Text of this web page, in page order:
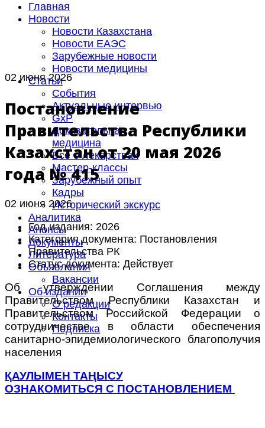
Главная
Новости
Новости Казахстана
Новости ЕАЭС
Зарубежные новости
Новости медицины
Статьи
События
Актуальные интервью
GxP
Доказательная
медицина
Все о лекарствах
Мастер-классы
Зарубежный опыт
Кадры
Исторический экскурс
Аналитика
Анонсы
Документы
Литература
Объявления
Вакансии
Об издании
О редакции
Контакты
Подписка
02 июня 2026
Постановление
Правительства Республики
Казахстан от 20 мая 2026
года № 415
02 июня 2026
Год издания: 2026
Категория документа: Постановления
Правительства РК
Статус документа: Действует
Об утверждении Соглашения между
Правительством Республики Казахстан и
Правительством Российской Федерации о
сотрудничестве в области обеспечения
санитарно-эпидемиологического благополучия
населения
ҚАУЛЫМЕН ТАҢЫСУ
ОЗНАКОМИТЬСЯ С ПОСТАНОВЛЕНИЕМ